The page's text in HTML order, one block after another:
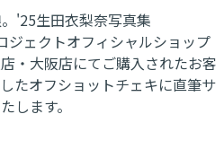
'25生田衣梨奈写真集
ジェクトオフィシャルショップ
・大阪店にてご購入されたお客
たオフショットチェキに直筆サ
します。